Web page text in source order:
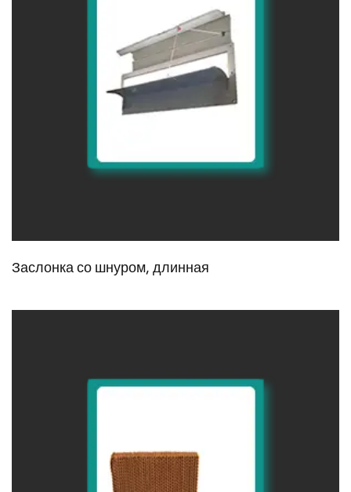
Заслонка со шнуром, длинная